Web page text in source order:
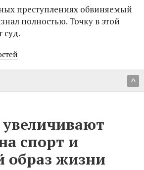
преступлениях обвиняемый
полностью. Точку в этой
суд.
^
увеличивают
спорт и
образ жизни